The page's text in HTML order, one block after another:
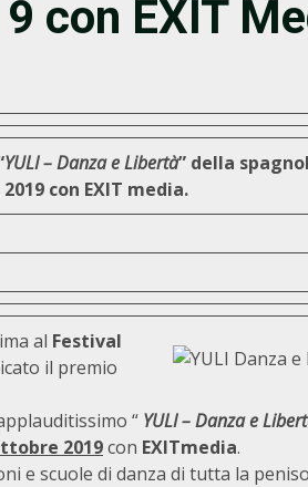
con EXIT
YULI – Danza e Libertà” della
con EXIT media.
al Festival
il premio
“ YULI – Danza e
2019con EXITmedia.
e scuole di danza di tutta la